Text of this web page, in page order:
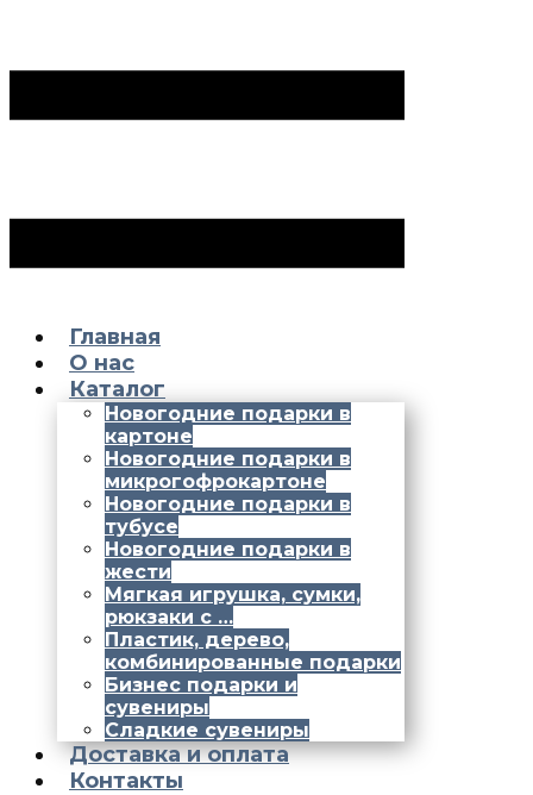
Главная
О нас
Каталог
Новогодние подарки в
картоне
Новогодние подарки в
микрогофрокартоне
Новогодние подарки в
тубусе
Новогодние подарки в
жести
Мягкая игрушка, сумки,
рюкзаки с …
Пластик, дерево,
комбинированные подарки
Бизнес подарки и
сувениры
Сладкие сувениры
Доставка и оплата
Контакты